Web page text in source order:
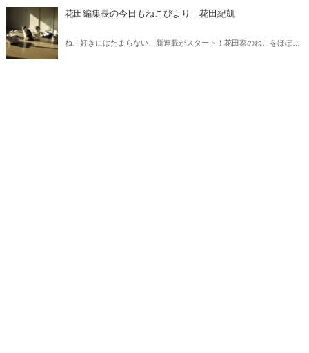
花田編集長の今日もねこびより｜花田紀凱
ねこ好きにはたまらない、新連載がスタート！花田家のねこをほぼ毎